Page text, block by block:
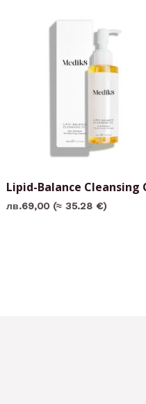
Lipid-Balance Cleansing
лв.69,00 (≈ 35.28 €)